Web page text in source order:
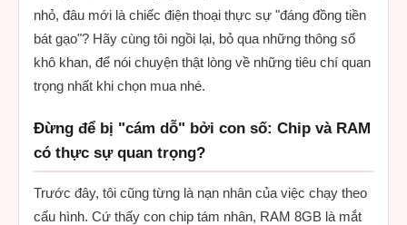
nhỏ, đâu mới là chiếc điện thoại thực sự "đáng đồng tiền
bát gạo"? Hãy cùng tôi ngồi lại, bỏ qua những thông số
khô khan, để nói chuyện thật lòng về những tiêu chí quan
trọng nhất khi chọn mua nhé.
Đừng để bị "cám dỗ" bởi con số: Chip và RAM
có thực sự quan trọng?
Trước đây, tôi cũng từng là nạn nhân của việc chạy theo
cấu hình. Cứ thấy con chip tám nhân, RAM 8GB là mắt